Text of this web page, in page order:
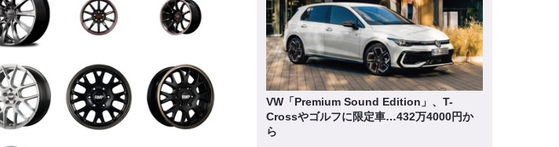
VW「Premium Sound Edition」、T-
Crossやゴルフに限定車…432万4000円か
ら